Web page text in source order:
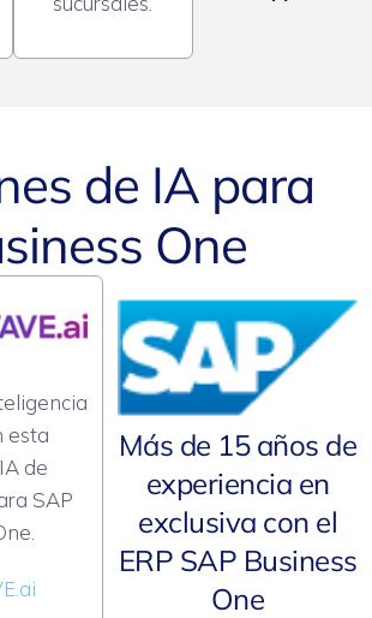
de IA para
One
esta
de
SAP
Más de 15 años de
experiencia en
exclusiva con el
ERP SAP Business
One